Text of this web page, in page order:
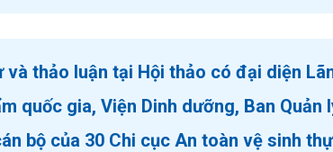
và thảo luận tại Hội thảo có đại diện
quốc gia, Viện Dinh dưỡng, Ban
bộ của 30 Chi cục An toàn vệ sinh